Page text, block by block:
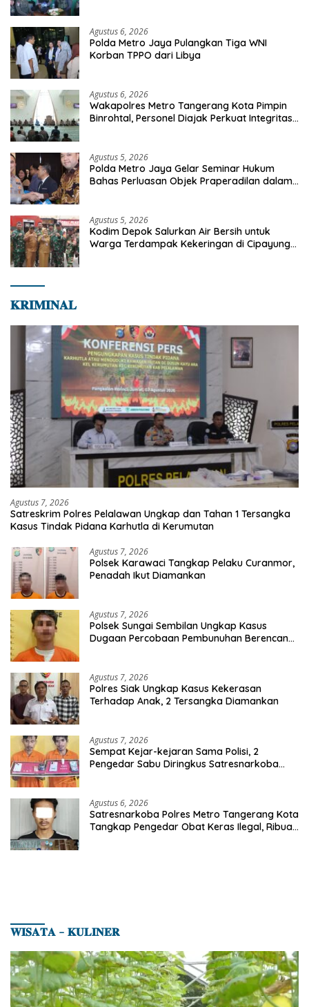
Agustus 6, 2026
Polda Metro Jaya Pulangkan Tiga WNI
Korban TPPO dari Libya
Agustus 6, 2026
Wakapolres Metro Tangerang Kota Pimpin
Binrohtal, Personel Diajak Perkuat Integritas
Agustus 5, 2026
Polda Metro Jaya Gelar Seminar Hukum
Bahas Perluasan Objek Praperadilan dalam
Agustus 5, 2026
Kodim Depok Salurkan Air Bersih untuk
Warga Terdampak Kekeringan di Cipayung
𝐊𝐑𝐈𝐌𝐈𝐍𝐀𝐋
Agustus 7, 2026
Satreskrim Polres Pelalawan Ungkap dan Tahan 1 Tersangka
Kasus Tindak Pidana Karhutla di Kerumutan
Agustus 7, 2026
Polsek Karawaci Tangkap Pelaku Curanmor,
Penadah Ikut Diamankan
Agustus 7, 2026
Polsek Sungai Sembilan Ungkap Kasus
Dugaan Percobaan Pembunuhan Berencana,
Agustus 7, 2026
Polres Siak Ungkap Kasus Kekerasan
Terhadap Anak, 2 Tersangka Diamankan
Agustus 7, 2026
Sempat Kejar-kejaran Sama Polisi, 2
Pengedar Sabu Diringkus Satresnarkoba
Agustus 6, 2026
Satresnarkoba Polres Metro Tangerang Kota
Tangkap Pengedar Obat Keras Ilegal, Ribuan
𝐖𝐈𝐒𝐀𝐓𝐀 – 𝐊𝐔𝐋𝐈𝐍𝐄𝐑